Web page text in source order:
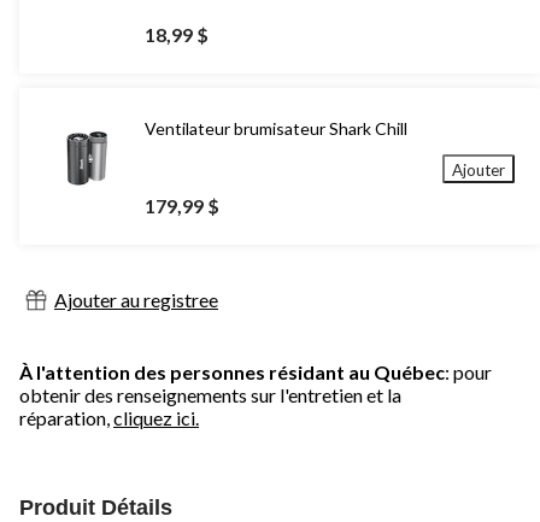
18,99 $
Ventilateur brumisateur Shark Chill
179,99 $
Ajouter
Ajouter au registree
À l'attention des personnes résidant au Québec: pour
obtenir des renseignements sur l'entretien et la
réparation,cliquez ici.
Produit Détails